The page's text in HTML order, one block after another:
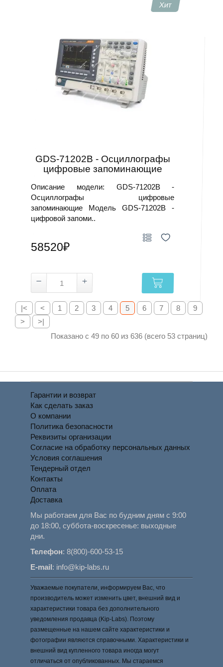
Хит
GDS-71202B - Осциллографы
цифровые запоминающие
Описание модели: GDS-71202B -
Осциллографы цифровые
запоминающие Модель GDS-71202B -
цифровой запоми..
58520₽
|< < 1 2 3 4 5 6 7 8
9
>
>|
Показано с 49 по 60 из 636 (всего 53 страниц)
Гарантии и возврат
Как сделать заказ
О компании
Политика безопасности
Реквизиты организации
Согласие на обработку персональных данных
Условия соглашения
Тендерный отдел
Контакты
Оплата
Доставка
Мы работаем для Вас по будним дням с 9:00
до 18:00, суббота-воскресенье: выходные
дни.
Телефон:8(800)-600-53-15
E-mail: info@kip-labs.ru
Уважаемые покупатели, информируем Вас, что
производитель может изменить цвет, внешний вид и
характеристики товара без дополнительного
уведомления продавца (Kip-Labs). Поэтому
размещенные на нашем сайте характеристики и
фотографии являются справочными. Характеристики и
внешний вид купленного товара иногда могут
отличаться от опубликованных. Мы стараемся